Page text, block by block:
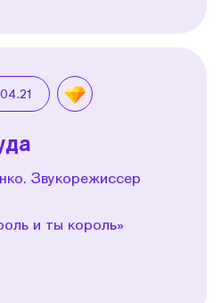
Звукорежиссер
и ты король»